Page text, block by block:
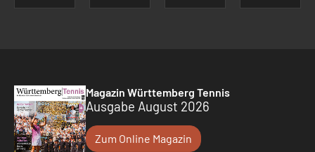
Magazin Württemberg Tennis
Ausgabe August 2026
Zum Online Magazin